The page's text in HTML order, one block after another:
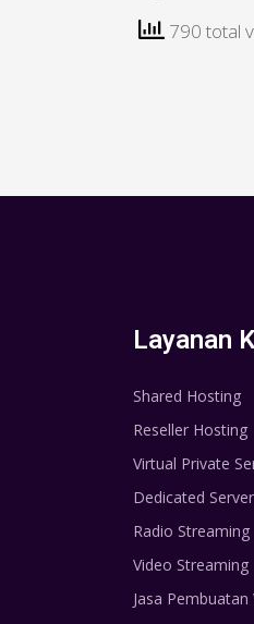
790 total
Layanan
Shared Hosting
Reseller Hosting
Virtual Private
Dedicated Server
Radio Streaming
Video Streaming
Jasa Pembuatan